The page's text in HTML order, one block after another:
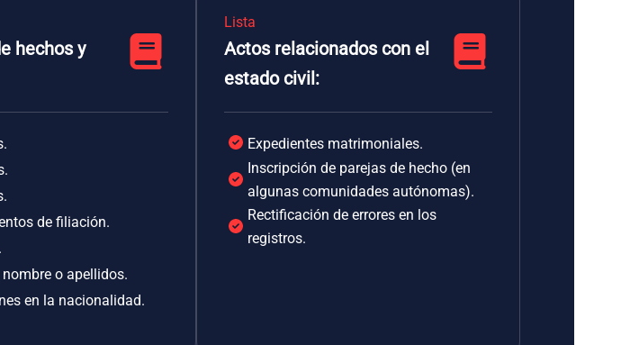
hechos y
de filiación.
o apellidos.
en la nacionalidad.
Lista
Actos relacionados con el
estado civil:
Expedientes matrimoniales.
Inscripción de parejas de hecho (en
algunas comunidades autónomas).
Rectificación de errores en los
registros.